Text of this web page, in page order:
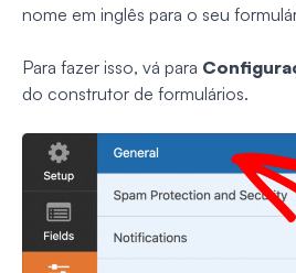
nome em inglês para o seu
Para fazer isso, vá para
do construtor de formulários.